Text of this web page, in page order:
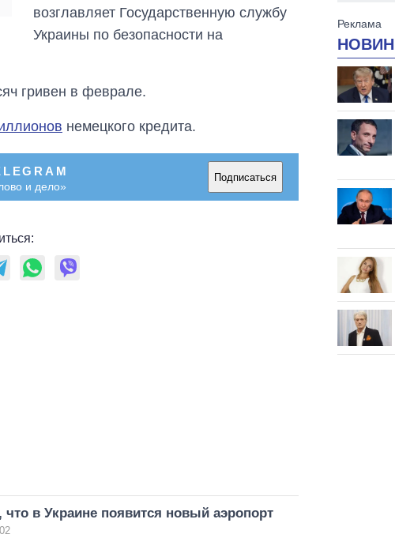
возглавляет Государственную службу
Украины по безопасности на
гривен в феврале.
немецкого кредита.
и дело»
Подписаться
в Украине появится новый аэропорт